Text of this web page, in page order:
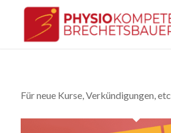
Für neue Kurse, Verkündigungen, etc.